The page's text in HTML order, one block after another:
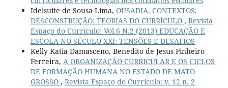
Idelsuite de Sousa Lima, OUSADIA, CONTEXTOS,
DESCONSTRUÇÃO: TEORIAS DO CURRÍCULO , Revista
Espaço do Currículo: Vol.6 N.2 (2013) EDUCAÇÃO E
ESCOLA NO SÉCULO XXI: TENSÕES E DESAFIOS
Kelly Katia Damasceno, Benedito de Jesus Pinheiro
Ferreira, A ORGANIZAÇÃO CURRICULAR E OS CICLOS
DE FORMAÇÃO HUMANA NO ESTADO DE MATO
GROSSO , Revista Espaço do Currículo: v. 12 n. 2